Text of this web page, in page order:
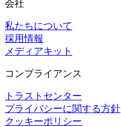
会社
私たちについて
採用情報
メディアキット
コンプライアンス
トラストセンター
プライバシーに関する方針
クッキーポリシー